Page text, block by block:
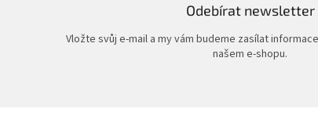
Odebírat newsletter
Vložte svůj e-mail a my vám budeme zasílat
našem e-shopu.